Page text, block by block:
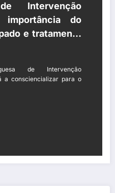
Intervenção
do
e tratamento
de miocárdio
de Intervenção
a consciencializar para o